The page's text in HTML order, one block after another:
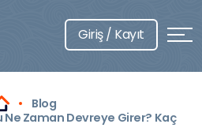
Giriş / Kayıt
Blog
Ne Zaman Devreye Girer? Kaç